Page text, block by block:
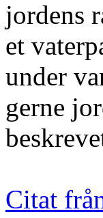
jordens
et
under
gerne
Citat